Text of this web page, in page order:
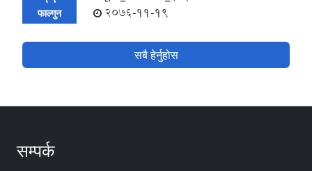
फाल्गुन 2076-11-19
सबै हेर्नुहोस
सम्पर्क